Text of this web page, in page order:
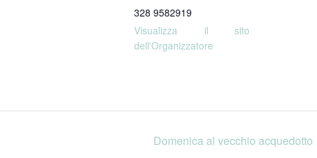
328 9582919
Visualizza il sito
dell'Organizzatore
Domenica al vecchio acquedotto